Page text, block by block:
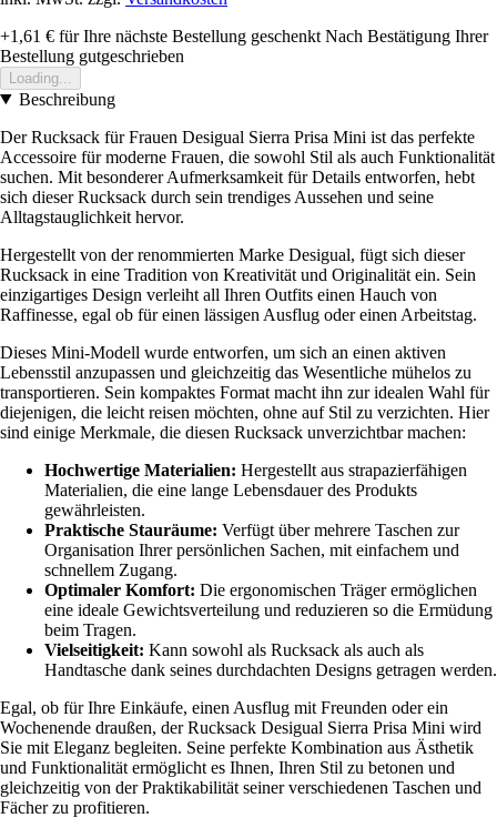
+1,61 € für Ihre nächste Bestellung geschenkt Nach Bestätigung Ihrer
Bestellung gutgeschrieben
Loading...
Beschreibung
Der Rucksack für Frauen Desigual Sierra Prisa Mini ist das perfekte
Accessoire für moderne Frauen, die sowohl Stil als auch Funktionalität
suchen. Mit besonderer Aufmerksamkeit für Details entworfen, hebt
sich dieser Rucksack durch sein trendiges Aussehen und seine
Alltagstauglichkeit hervor.
Hergestellt von der renommierten Marke Desigual, fügt sich dieser
Rucksack in eine Tradition von Kreativität und Originalität ein. Sein
einzigartiges Design verleiht all Ihren Outfits einen Hauch von
Raffinesse, egal ob für einen lässigen Ausflug oder einen Arbeitstag.
Dieses Mini-Modell wurde entworfen, um sich an einen aktiven
Lebensstil anzupassen und gleichzeitig das Wesentliche mühelos zu
transportieren. Sein kompaktes Format macht ihn zur idealen Wahl für
diejenigen, die leicht reisen möchten, ohne auf Stil zu verzichten. Hier
sind einige Merkmale, die diesen Rucksack unverzichtbar machen:
Hochwertige Materialien: Hergestellt aus strapazierfähigen
Materialien, die eine lange Lebensdauer des Produkts
gewährleisten.
Praktische Stauräume: Verfügt über mehrere Taschen zur
Organisation Ihrer persönlichen Sachen, mit einfachem und
schnellem Zugang.
Optimaler Komfort: Die ergonomischen Träger ermöglichen
eine ideale Gewichtsverteilung und reduzieren so die Ermüdung
beim Tragen.
Vielseitigkeit: Kann sowohl als Rucksack als auch als
Handtasche dank seines durchdachten Designs getragen werden.
Egal, ob für Ihre Einkäufe, einen Ausflug mit Freunden oder ein
Wochenende draußen, der Rucksack Desigual Sierra Prisa Mini wird
Sie mit Eleganz begleiten. Seine perfekte Kombination aus Ästhetik
und Funktionalität ermöglicht es Ihnen, Ihren Stil zu betonen und
gleichzeitig von der Praktikabilität seiner verschiedenen Taschen und
Fächer zu profitieren.